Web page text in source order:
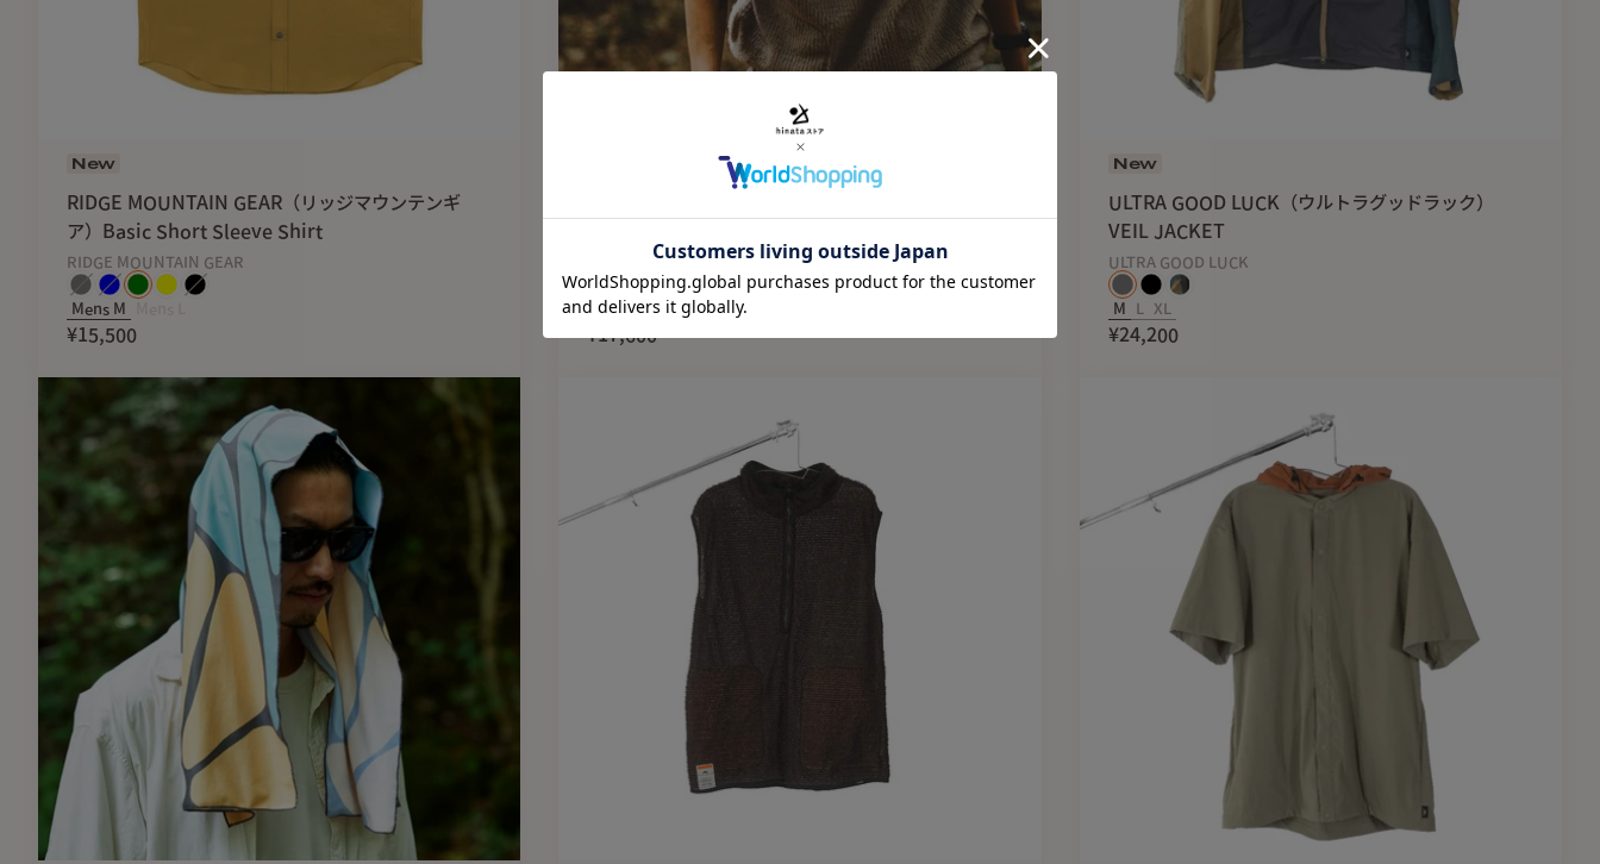
そのまま1枚で着るもよし、ドライレイヤーの上に重ねるもよし。ミニホールタイプの東
レ Dot Air®︎を使用した、通気性と吸水速乾性が特徴的なシャリ感のあるベストです。
ので普段から街で過ごしても部屋着感がありません。
また、首や脇周りはあえて狭めのパターンとしているのであらゆるシーンで着用しやすい
と思います。
アウトドアではもちろんですが、日常使いでのシャツやジャケットのインナーとしてもお
New
RIDGE MOUNTAIN GEAR（リッジマウンテンギ
ア）Basic Short Sleeve Shirt
RIDGE MOUNTAIN GEAR
Mens M
¥15,500
ULTRA GOOD LUCK
S M L XL
¥17,600
New
ULTRA GOOD LUCK（ウルトラグッドラック）
VEIL JACKET
ULTRA GOOD LUCK
M XL
¥24,200